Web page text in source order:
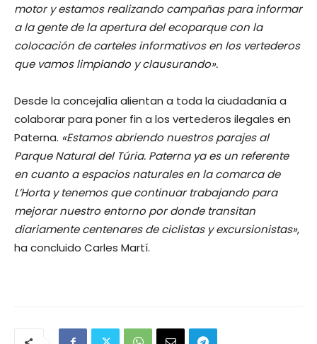
motor y estamos realizando campañas para informar
a la gente de la apertura del ecoparque con la
colocación de carteles informativos en los vertederos
que vamos limpiando y clausurando».
Desde la concejalía alientan a toda la ciudadanía a
colaborar para poner fin a los vertederos ilegales en
Paterna. «Estamos abriendo nuestros parajes al
Parque Natural del Túria. Paterna ya es un referente
en cuanto a espacios naturales en la comarca de
L’Horta y tenemos que continuar trabajando para
mejorar nuestro entorno por donde transitan
diariamente centenares de ciclistas y excursionistas»,
ha concluido Carles Martí.